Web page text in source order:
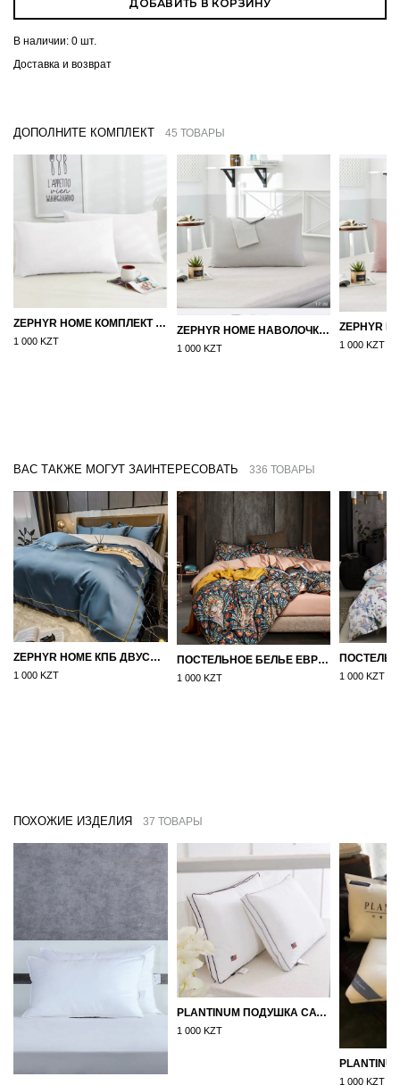
ДОБАВИТЬ В КОРЗИНУ
В наличии: 0 шт.
Доставка и возврат
ДОПОЛНИТЕ КОМПЛЕКТ 45 ТОВАРЫ
ZEPHYR HOME КОМПЛЕКТ НАВОЛОЧЕК 50Х70 САТИН БЕЛЫЙ
1 000 KZT
ZEPHYR HOME НАВОЛОЧКИ 50Х70 САТИН, 2 ШТ. СЕРЫЙ
1 000 KZT 1 000 KZT
ВАС ТАКЖЕ МОГУТ ЗАИНТЕРЕСОВАТЬ 336 ТОВАРЫ
ZEPHYR HOME КПБ ДВУСПАЛКА ЕВРО МАКО-САТИН 100S СИНИЙ
1 000 KZT
ПОСТЕЛЬНОЕ БЕЛЬЕ ЕВРО (ДВУСПАЛКА) ЕГИПЕТСКИЙ ХЛОПОК УЗОРЫ НА БЕЖЕВОМ
1 000 KZT 1 000 KZT
ПОХОЖИЕ ИЗДЕЛИЯ 37 ТОВАРЫ
PLANTINUM ПОДУШКА САТИН, ШЕЛК 50Х70
1 000 KZT
1 000 KZT